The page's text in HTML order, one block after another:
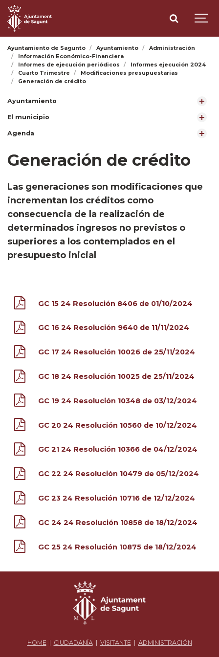
Ayuntamiento de Sagunto Ayuntamiento
Administración
Información Económico-Financiera
Informes de ejecución periódicos
Informes ejecución 2024
Cuarto Trimestre
Modificaciones presupuestarias
Generación de crédito
Ayuntamiento
El municipio
Agenda
Generación de crédito
Las generaciones son modificaciones que
incrementan los créditos como
consecuencia de la realización de
determinados ingresos no previstos o
superiores a los contemplados en el
presupuesto inicial
GC 15 24 Resolución 8406 de 01/10/2024
GC 16 24 Resolución 9640 de 11/11/2024
GC 17 24 Resolución 10026 de 25/11/2024
GC 18 24 Resolución 10025 de 25/11/2024
GC 19 24 Resolución 10348 de 03/12/2024
GC 20 24 Resolución 10560 de 10/12/2024
GC 21 24 Resolución 10366 de 04/12/2024
GC 22 24 Resolución 10479 de 05/12/2024
GC 23 24 Resolución 10716 de 12/12/2024
GC 24 24 Resolución 10858 de 18/12/2024
GC 25 24 Resolución 10875 de 18/12/2024
HOME | CIUDADANÍA| VISITANTE | ADMINISTRACIÓN